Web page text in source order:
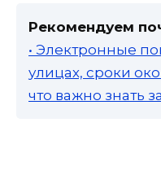
Рекомендуем
• Электронные
улицах, сроки
что важно знать